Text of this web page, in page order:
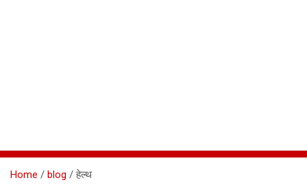
Home blog हेल्थ